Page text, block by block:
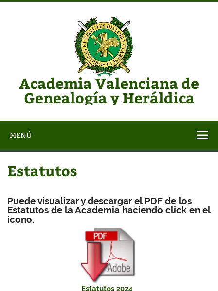
Saltar
Academia Valenciana de
Genealogía y Heráldica
MENÚ
Estatutos
Puede visualizar y descargar el PDF de los
Estatutos de la Academia haciendo click en el
icono.
Estatutos 2024